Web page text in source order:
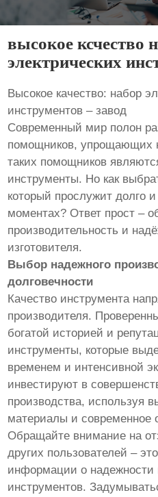
высокое ксчество
электрических
Высокое качество: набор
инструментов – завод
Современный мир полон
помощников, упрощающих
таких помощников
инструменты. Но как
который прослужит долго
моментах? Ответ прост –
производительность и
изготовителя.
Выбор надежного
долговечности
Качество инструмента
производителя.
богатой историей и
инструменты, которые
временем и интенсивной
инвестируют в
производства, используя
материалы и современное
Обращайте внимание на
других пользователей –
информации о надежности
инструментов.